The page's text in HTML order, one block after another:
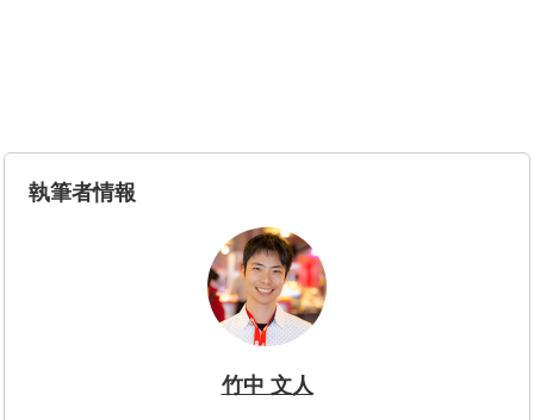
執筆者情報
竹中 文人